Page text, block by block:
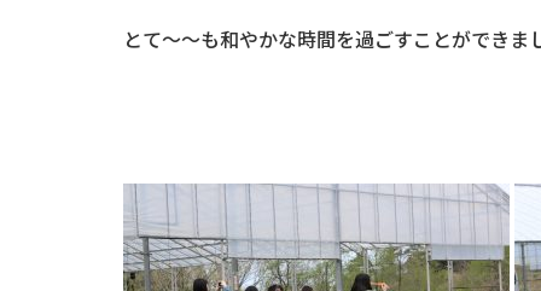
とて～～も和やかな時間を過ごすことができま